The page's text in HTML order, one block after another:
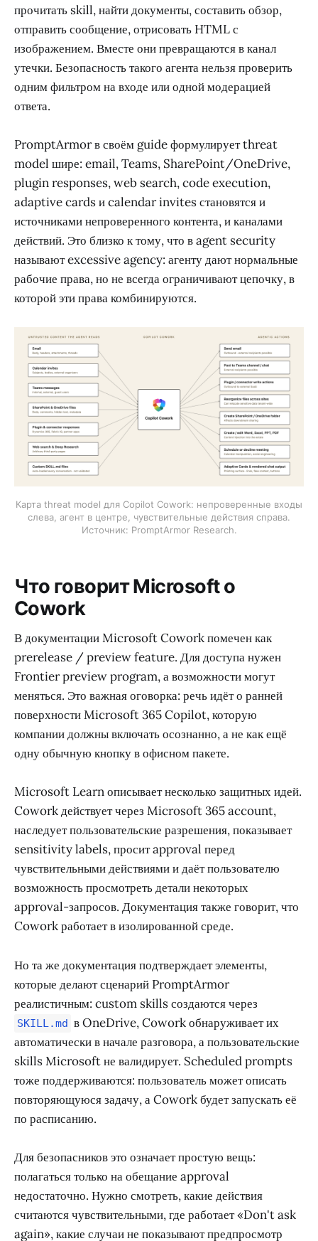
прочитать skill, найти документы, составить обзор,
отправить сообщение, отрисовать HTML с
изображением. Вместе они превращаются в канал
утечки. Безопасность такого агента нельзя проверить
одним фильтром на входе или одной модерацией
ответа.
PromptArmor в своём guide формулирует threat
model шире: email, Teams, SharePoint/OneDrive,
plugin responses, web search, code execution,
adaptive cards и calendar invites становятся и
источниками непроверенного контента, и каналами
действий. Это близко к тому, что в agent security
называют excessive agency: агенту дают нормальные
рабочие права, но не всегда ограничивают цепочку, в
которой эти права комбинируются.
Карта threat model для Copilot Cowork: непроверенные входы
слева, агент в центре, чувствительные действия справа.
Источник: PromptArmor Research.
Что говорит Microsoft о
Cowork
В документации Microsoft Cowork помечен как
prerelease / preview feature. Для доступа нужен
Frontier preview program, а возможности могут
меняться. Это важная оговорка: речь идёт о ранней
поверхности Microsoft 365 Copilot, которую
компании должны включать осознанно, а не как ещё
одну обычную кнопку в офисном пакете.
Microsoft Learn описывает несколько защитных идей.
Cowork действует через Microsoft 365 account,
наследует пользовательские разрешения, показывает
sensitivity labels, просит approval перед
чувствительными действиями и даёт пользователю
возможность просмотреть детали некоторых
approval-запросов. Документация также говорит, что
Cowork работает в изолированной среде.
Но та же документация подтверждает элементы,
которые делают сценарий PromptArmor
реалистичным: custom skills создаются через
SKILL.md в OneDrive, Cowork обнаруживает их
автоматически в начале разговора, а пользовательские
skills Microsoft не валидирует. Scheduled prompts
тоже поддерживаются: пользователь может описать
повторяющуюся задачу, а Cowork будет запускать её
по расписанию.
Для безопасников это означает простую вещь:
полагаться только на обещание approval
недостаточно. Нужно смотреть, какие действия
считаются чувствительными, где работает «Don't ask
again», какие случаи не показывают предпросмотр